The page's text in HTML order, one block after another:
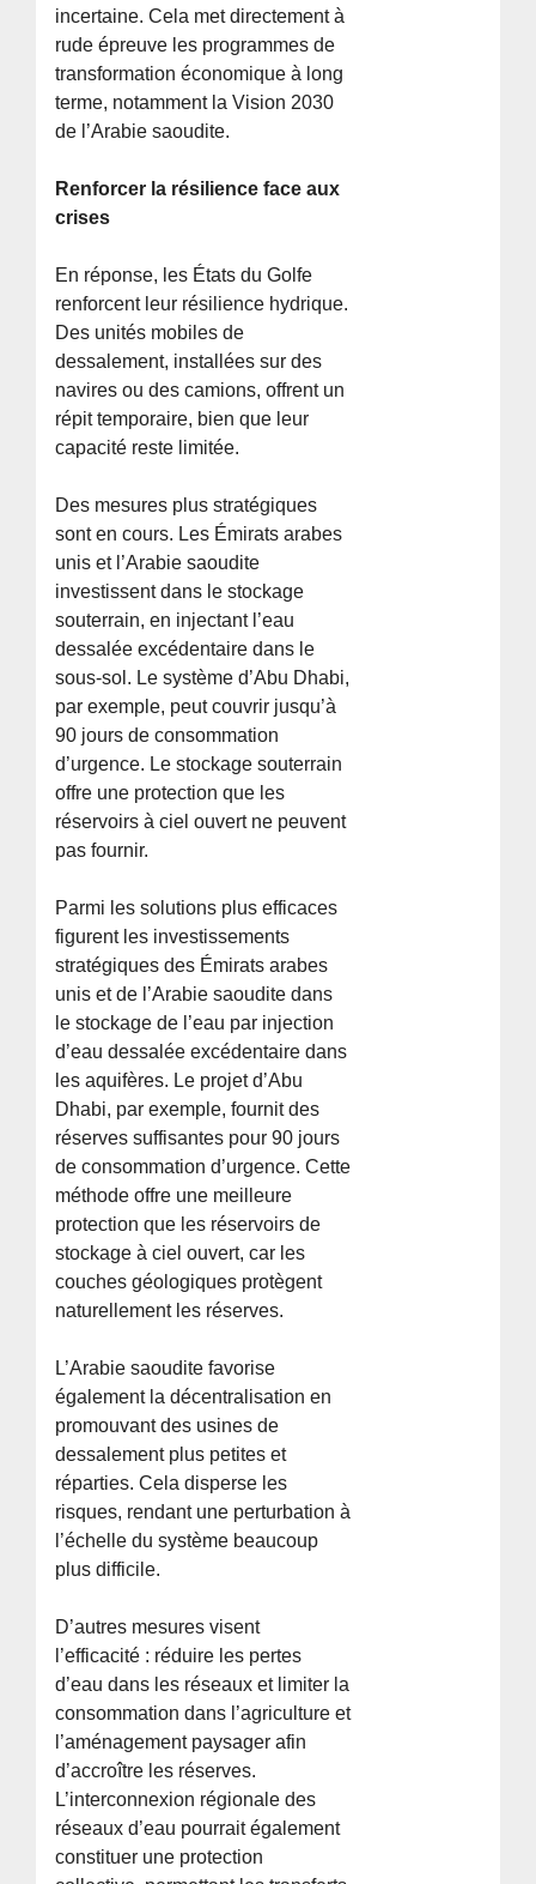
incertaine. Cela met directement à
rude épreuve les programmes de
transformation économique à long
terme, notamment la Vision 2030
de l’Arabie saoudite.
Renforcer la résilience face aux
crises
En réponse, les États du Golfe
renforcent leur résilience hydrique.
Des unités mobiles de
dessalement, installées sur des
navires ou des camions, offrent un
répit temporaire, bien que leur
capacité reste limitée.
Des mesures plus stratégiques
sont en cours. Les Émirats arabes
unis et l’Arabie saoudite
investissent dans le stockage
souterrain, en injectant l’eau
dessalée excédentaire dans le
sous-sol. Le système d’Abu Dhabi,
par exemple, peut couvrir jusqu’à
90 jours de consommation
d’urgence. Le stockage souterrain
offre une protection que les
réservoirs à ciel ouvert ne peuvent
pas fournir.
Parmi les solutions plus efficaces
figurent les investissements
stratégiques des Émirats arabes
unis et de l’Arabie saoudite dans
le stockage de l’eau par injection
d’eau dessalée excédentaire dans
les aquifères. Le projet d’Abu
Dhabi, par exemple, fournit des
réserves suffisantes pour 90 jours
de consommation d’urgence. Cette
méthode offre une meilleure
protection que les réservoirs de
stockage à ciel ouvert, car les
couches géologiques protègent
naturellement les réserves.
L’Arabie saoudite favorise
également la décentralisation en
promouvant des usines de
dessalement plus petites et
réparties. Cela disperse les
risques, rendant une perturbation à
l’échelle du système beaucoup
plus difficile.
D’autres mesures visent
l’efficacité : réduire les pertes
d’eau dans les réseaux et limiter la
consommation dans l’agriculture et
l’aménagement paysager afin
d’accroître les réserves.
L’interconnexion régionale des
réseaux d’eau pourrait également
constituer une protection